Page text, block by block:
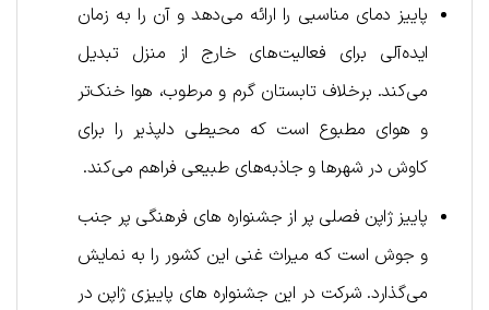
پاییز دمای مناسبی را ارائه می‌دهد و آن را به زمان
ایده‌آلی برای فعالیت‌های خارج از منزل تبدیل
می‌کند. برخلاف تابستان گرم و مرطوب، هوا خنک‌تر
و هوای مطبوع است که محیطی دلپذیر را برای
کاوش در شهرها و جاذبه‌های طبیعی فراهم می‌کند.
پاییز ژاپن فصلی پر از جشنواره های فرهنگی پر جنب
و جوش است که میراث غنی این کشور را به نمایش
می‌گذارد. شرکت در این جشنواره های پاییزی ژاپن در